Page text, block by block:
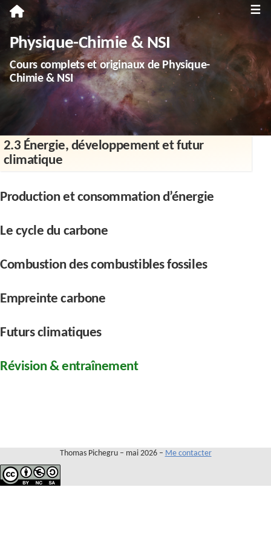
≡
Première
Spécialité Physique-Chimie
Enseignement scientifique
Spécialité Physique-Chimie
Spécialité NSI
Troisième
Annales
Physique-Chimie & NSI
Cours complets et originaux de Physique-
Chimie & NSI
2.3 Énergie, développement et futur
climatique
Production et consommation d’énergie
Le cycle du carbone
Combustion des combustibles fossiles
Empreinte carbone
Futurs climatiques
Révision & entraînement
Thomas Pichegru – mai 2026 – Me contacter